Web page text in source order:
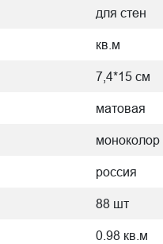
для стен
кв.м
7,4*15 см
матовая
моноколор
россия
88 шт
0.98 кв.м